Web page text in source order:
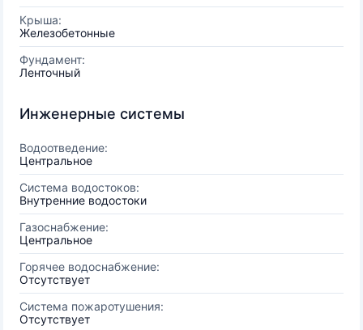
Крыша:
Железобетонные
Фундамент:
Ленточный
Инженерные системы
Водоотведение:
Центральное
Система водостоков:
Внутренние водостоки
Газоснабжение:
Центральное
Горячее водоснабжение:
Отсутствует
Система пожаротушения:
Отсутствует